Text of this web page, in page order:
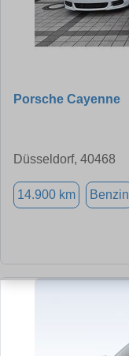
Porsche Cayenne
Düsseldorf, 40468
14.900 km Benzin